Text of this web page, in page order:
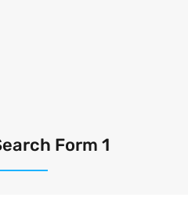
Form 1